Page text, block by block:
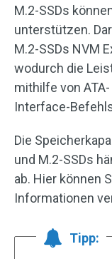
M.2-SSDs
unterstützen.
M.2-SSDs NVM
wodurch die
mithilfe von
Interface-
Die
und M.2-SSDs
ab. Hier können
Informationen
Tipp: